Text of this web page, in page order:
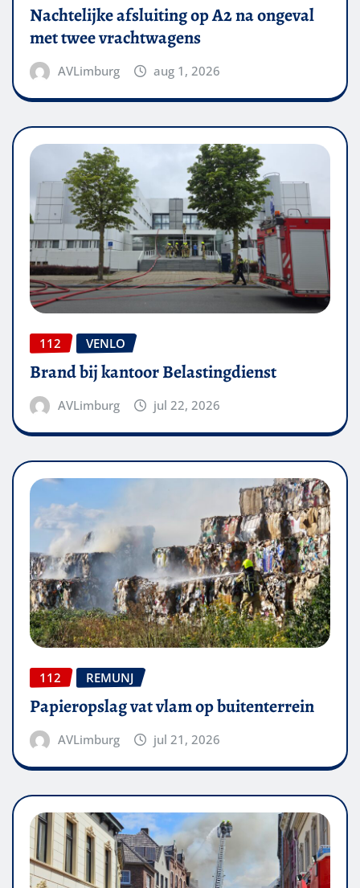
Nachtelijke afsluiting op A2 na ongeval
met twee vrachtwagens
AVLimburg aug 1, 2026
112 VENLO
Brand bij kantoor Belastingdienst
AVLimburg jul 22, 2026
112 REMUNJ
Papieropslag vat vlam op buitenterrein
AVLimburg jul 21, 2026